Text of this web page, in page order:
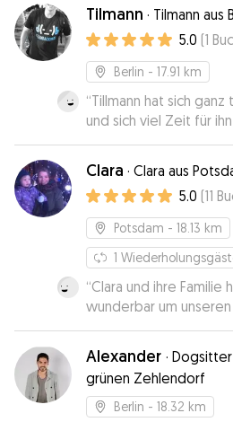
Tilmann · Tilmann aus
5.0 (1
Berlin - 17.91 km
“Tillmann hat sich
und sich viel Zeit für
sogar auf einem
beruhigend, wenn
Hund gut aufgehoben
Clara · Clara aus
5.0 (11
Potsdam - 18.13 km
1
“Clara und ihre Familie
wunderbar um
im Urlaub waren, sind
Gewohnheiten
Fotos und Videos auf
Lupo hat sich ganz
und kam entspannt zu
Alexander ·
grünen Zehlendorf
Berlin - 18.32 km